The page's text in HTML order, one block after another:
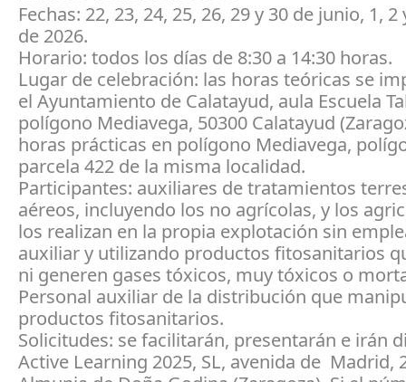
Fechas: 22, 23, 24, 25, 26, 29 y 30 de junio, 1,
de 2026.
Horario: todos los días de 8:30 a 14:30 horas.
Lugar de celebración: las horas teóricas se
el Ayuntamiento de Calatayud, aula Escuela
polígono Mediavega, 50300 Calatayud
horas prácticas en polígono Mediavega,
parcela 422 de la misma localidad.
Participantes: auxiliares de tratamientos
aéreos, incluyendo los no agrícolas, y los
los realizan en la propia explotación sin
auxiliar y utilizando productos fitosanitarios
ni generen gases tóxicos, muy tóxicos o
Personal auxiliar de la distribución que
productos fitosanitarios.
Solicitudes: se facilitarán, presentarán e irán
Active Learning 2025, SL, avenida de Madrid,